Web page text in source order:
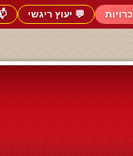
💬 יעוץ ריגשי